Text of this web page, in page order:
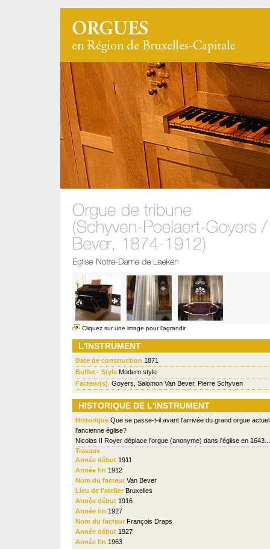
Cliquez sur une image pour l'agrandir
L'INSTRUMENT
Date de construction 1871
Buffet - Style Modern style
Facteur(s) Goyers, Salomon Van Bever, Pierre Schyven
HISTORIQUE DE L'INSTRUMENT
Historique Que se passe-t-il avant l'arrivée du grand orgue
l'ancienne église?
Nicolas II Royer déplace l'orgue (anonyme) dans l'église en
Travaux
Année début 1911
Année fin 1912
Nom du facteur Van Bever
Lieu de l'atelier Bruxelles
Année début 1916
Année fin 1927
Nom du facteur François Draps
Année début 1927
Année fin 1963